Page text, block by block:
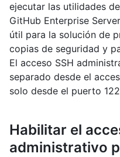
ejecutar las utilidades
GitHub Enterprise
útil para la solución de
copias de seguridad y
El acceso SSH
separado desde el
solo desde el puerto
Habilitar el
administrativo